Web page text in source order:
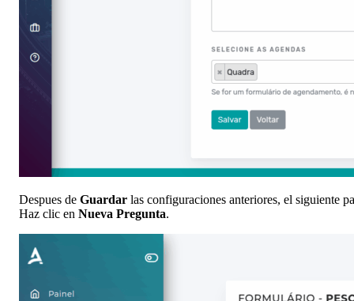
Despues de Guardar las configuraciones anteriores, el siguiente
Haz clic en Nueva Pregunta.